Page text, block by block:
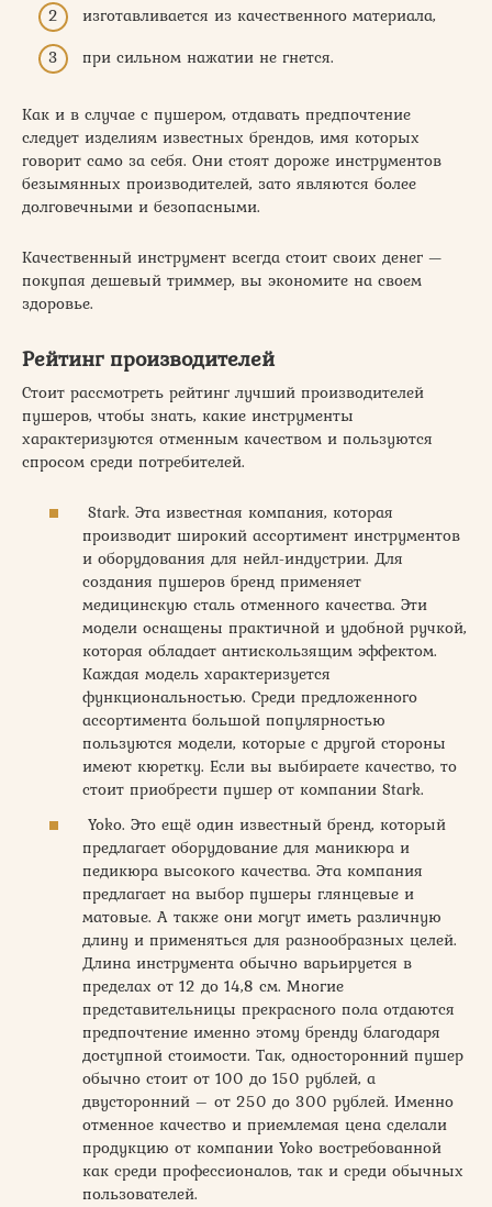
изготавливается из качественного материала,
при сильном нажатии не гнется.
Как и в случае с пушером, отдавать предпочтение
следует изделиям известных брендов, имя которых
говорит само за себя. Они стоят дороже инструментов
безымянных производителей, зато являются более
долговечными и безопасными.
Качественный инструмент всегда стоит своих денег —
покупая дешевый триммер, вы экономите на своем
здоровье.
Рейтинг производителей
Стоит рассмотреть рейтинг лучший производителей
пушеров, чтобы знать, какие инструменты
характеризуются отменным качеством и пользуются
спросом среди потребителей.
Stark. Эта известная компания, которая
производит широкий ассортимент инструментов
и оборудования для нейл-индустрии. Для
создания пушеров бренд применяет
медицинскую сталь отменного качества. Эти
модели оснащены практичной и удобной ручкой,
которая обладает антискользящим эффектом.
Каждая модель характеризуется
функциональностью. Среди предложенного
ассортимента большой популярностью
пользуются модели, которые с другой стороны
имеют кюретку. Если вы выбираете качество, то
стоит приобрести пушер от компании Stark.
Yoko. Это ещё один известный бренд, который
предлагает оборудование для маникюра и
педикюра высокого качества. Эта компания
предлагает на выбор пушеры глянцевые и
матовые. А также они могут иметь различную
длину и применяться для разнообразных целей.
Длина инструмента обычно варьируется в
пределах от 12 до 14,8 см. Многие
представительницы прекрасного пола отдаются
предпочтение именно этому бренду благодаря
доступной стоимости. Так, односторонний пушер
обычно стоит от 100 до 150 рублей, а
двусторонний – от 250 до 300 рублей. Именно
отменное качество и приемлемая цена сделали
продукцию от компании Yoko востребованной
как среди профессионалов, так и среди обычных
пользователей.